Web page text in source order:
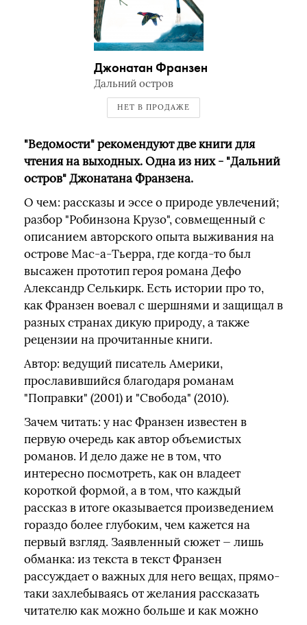
Джонатан Франзен
Дальний остров
НЕТ В ПРОДАЖЕ
"Ведомости" рекомендуют две книги для
чтения на выходных. Одна из них - "Дальний
остров" Джонатана Франзена.
О чем: рассказы и эссе о природе увлечений;
разбор "Робинзона Крузо", совмещенный с
описанием авторского опыта выживания на
острове Мас-а-Тьерра, где когда-то был
высажен прототип героя романа Дефо
Александр Селькирк. Есть истории про то,
как Франзен воевал с шершнями и защищал в
разных странах дикую природу, а также
рецензии на прочитанные книги.
Автор: ведущий писатель Америки,
прославившийся благодаря романам
"Поправки" (2001) и "Свобода" (2010).
Зачем читать: у нас Франзен известен в
первую очередь как автор объемистых
романов. И дело даже не в том, что
интересно посмотреть, как он владеет
короткой формой, а в том, что каждый
рассказ в итоге оказывается произведением
гораздо более глубоким, чем кажется на
первый взгляд. Заявленный сюжет — лишь
обманка: из текста в текст Франзен
рассуждает о важных для него вещах, прямо-
таки захлебываясь от желания рассказать
читателю как можно больше и как можно